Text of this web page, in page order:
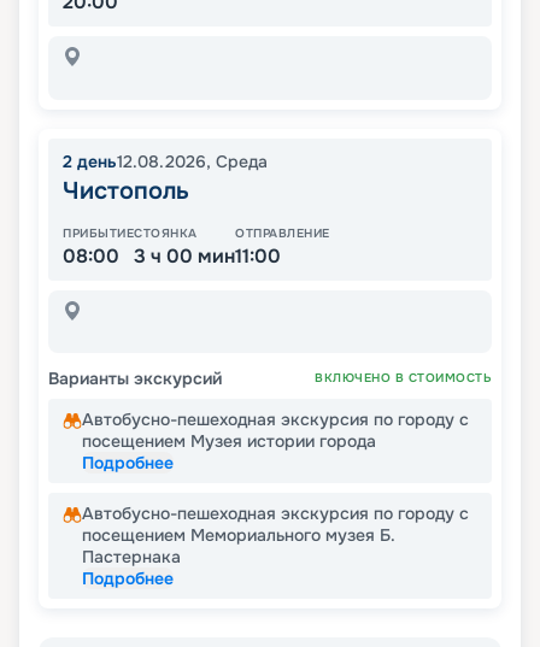
2 день12.08.2026, Среда
Чистополь
ПРИБЫТИЕ
08:00
СТОЯНКА
3 ч 00 мин
ОТПРАВЛЕНИЕ
11:00
Варианты экскурсий ВКЛЮЧЕНО В СТОИМОСТЬ
Автобусно-пешеходная экскурсия по городу с
посещением Музея истории города
Подробнее
Автобусно-пешеходная экскурсия по городу с
посещением Мемориального музея Б.
Пастернака
Подробнее